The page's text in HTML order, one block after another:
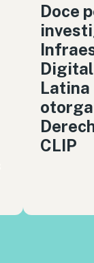
Doce
Latina
CLIP